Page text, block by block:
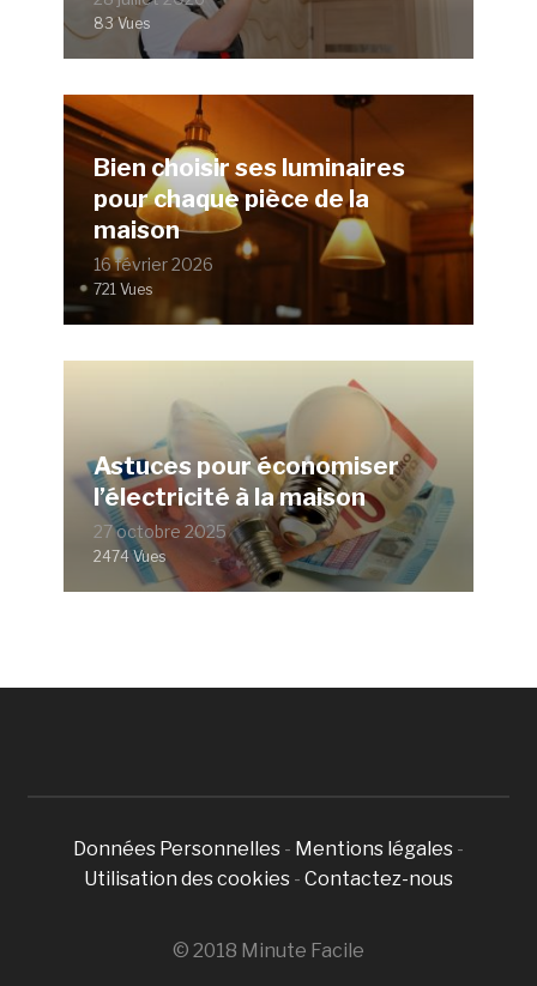
83 Vues
Bien choisir ses luminaires
pour chaque pièce de la
maison
16 février 2026
721 Vues
Astuces pour économiser
l’électricité à la maison
27 octobre 2025
2474 Vues
Données Personnelles - Mentions légales -
Utilisation des cookies - Contactez-nous
© 2018 Minute Facile